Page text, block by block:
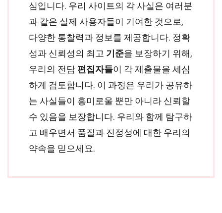
심입니다. 우리 사이트의 각 사실은 여러분
과 같은 실제 사용자들이 기여한 것으로,
다양한 통찰력과 정보를 제공합니다. 정확
성과 신뢰성의 최고 기준을 보장하기 위해,
우리의 전담 편집자들이 각 제출물을 세심
하게 검토합니다. 이 과정은 우리가 공유하
는 사실들이 흥미로울 뿐만 아니라 신뢰할
수 있음을 보장합니다. 우리와 함께 탐구하
고 배우면서 품질과 진정성에 대한 우리의
약속을 믿으세요.